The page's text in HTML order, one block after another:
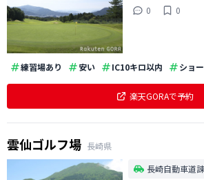
0
0
練習場あり 安い IC10キロ以内 ショ
楽天GORAで予約
雲仙ゴルフ場 長崎県
長崎自動車道